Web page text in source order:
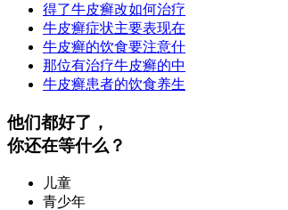
得了牛皮癣改如何治疗
牛皮癣症状主要表现在
牛皮癣的饮食要注意什
那位有治疗牛皮癣的中
牛皮癣患者的饮食养生
他们都好了，
你还在等什么？
儿童
青少年